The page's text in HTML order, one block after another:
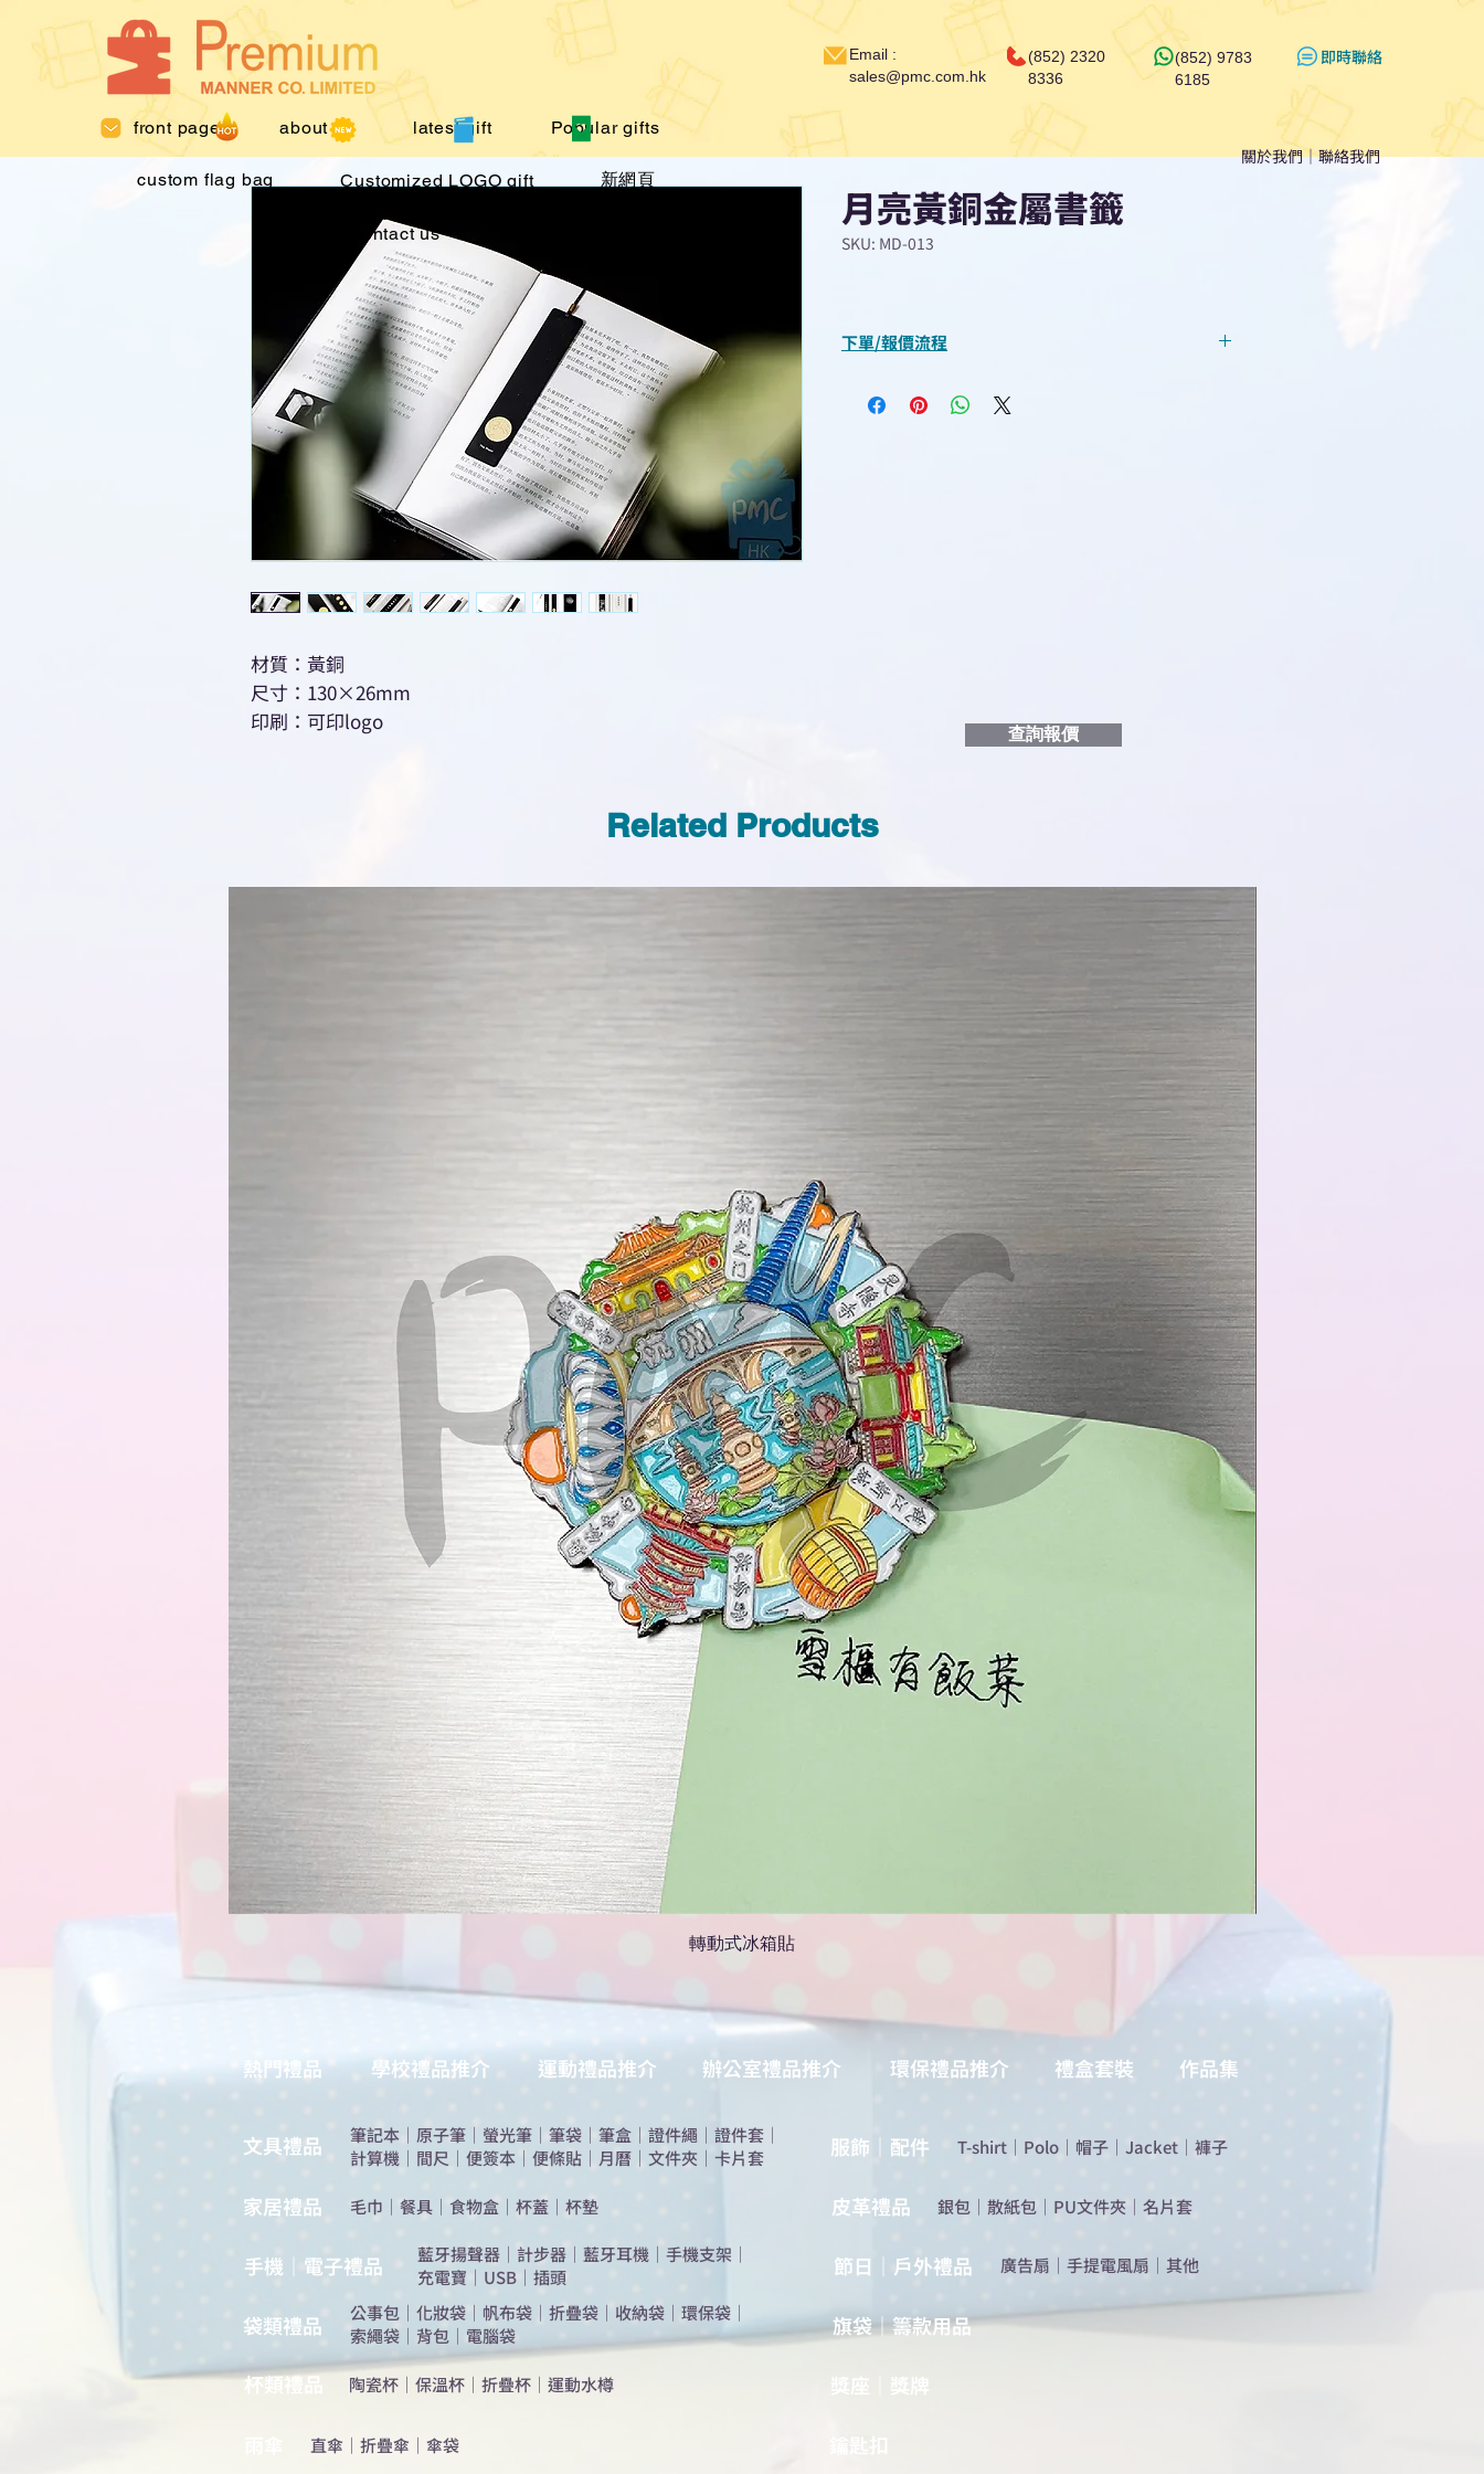
front page about us latest gift Popular gifts
custom flag bag Customized LOGO gift 新網頁
contact us
Email :
sales@pmc.com.hk
(852) 2320
8336
(852) 9783
6185
​即時聯絡
關於我們｜聯絡我們
材質：黃銅
尺寸：130×26mm
印刷：可印logo
月亮黃銅金屬書籤
SKU: MD-013
下單/報價流程
查詢或報價”
查詢報價
Related Products
轉動式冰箱貼
熱門禮品 學校禮品推介 運動禮品推介 辦公室禮品推介 環保禮品推介 禮盒套裝 作品集
​文具禮品 筆記本 ｜ 原子筆 ｜ 螢光筆 ｜ 筆袋 ｜ 筆盒 ｜ 證件繩 ｜ 證件套 ｜
計算機 ｜ 間尺 ｜ 便簽本 ｜ 便條貼 ｜ 月曆 ｜ 文件夾 ｜ 卡片套
​家居禮品 ​毛巾 ｜ 餐具 ｜ 食物盒 ｜ 杯蓋 ｜ 杯墊
手機｜電子禮品 ​藍牙揚聲器 ｜ 計步器 ｜ 藍牙耳機 ｜ 手機支架 ｜
充電寶 ｜ USB ｜ 插頭
​袋類禮品 公事包 ｜ 化妝袋 ｜ 帆布袋 ｜ 折疊袋 ｜ 收納袋 ｜ 環保袋 ｜
索繩袋 ｜ 背包 ｜ 電腦袋
杯類禮品 陶瓷杯 ｜ 保溫杯 ｜ 折疊杯 ｜ 運動水樽
直傘 ｜ 折疊傘 ｜ 傘袋
服飾｜配件 T-shirt ｜ Polo ｜ 帽子 ｜ Jacket ｜ 褲子
​皮革禮品 ​銀包 ｜ 散紙包 ｜ PU文件夾 ｜ 名片套
節日｜戶外禮品 ​廣告扇 ｜ 手提電風扇 ｜ 其他
旗袋｜籌款用品
​獎座｜獎牌
​鑰匙扣